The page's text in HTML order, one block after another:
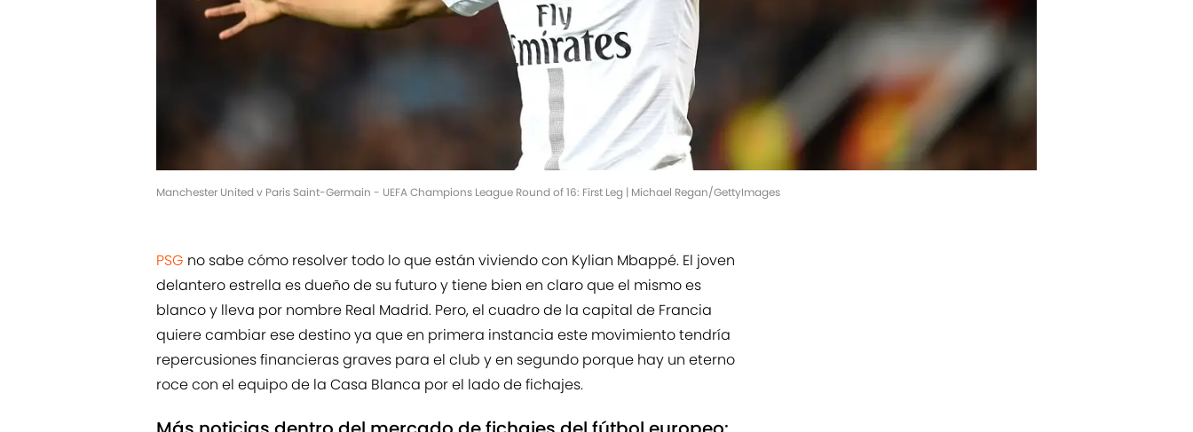
Manchester United v Paris Saint-Germain - UEFA Champions League Round of 16: First Leg | Michael Regan/GettyImages
PSG no sabe cómo resolver todo lo que están viviendo con Kylian Mbappé. El joven
delantero estrella es dueño de su futuro y tiene bien en claro que el mismo es
blanco y lleva por nombre Real Madrid. Pero, el cuadro de la capital de Francia
quiere cambiar ese destino ya que en primera instancia este movimiento tendría
repercusiones financieras graves para el club y en segundo porque hay un eterno
roce con el equipo de la Casa Blanca por el lado de fichajes.